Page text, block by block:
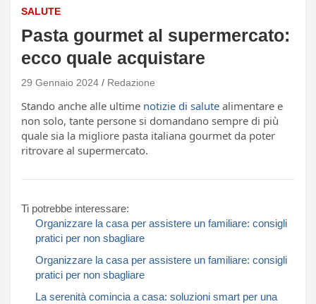
SALUTE
Pasta gourmet al supermercato:
ecco quale acquistare
29 Gennaio 2024 Redazione
Stando anche alle ultime notizie di salute alimentare e
non solo, tante persone si domandano sempre di più
quale sia la migliore pasta italiana gourmet da poter
ritrovare al supermercato.
Ti potrebbe interessare:
Organizzare la casa per assistere un familiare: consigli
pratici per non sbagliare
Organizzare la casa per assistere un familiare: consigli
pratici per non sbagliare
La serenità comincia a casa: soluzioni smart per una